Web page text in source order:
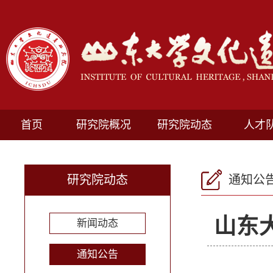
首页 研究院概况 研究院动态 人才
研究院动态
新闻动态
通知公告
通知公
山东